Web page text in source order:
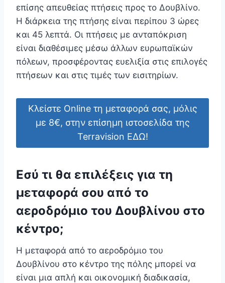
επίσης απευθείας πτήσεις προς το Δουβλίνο.
Η διάρκεια της πτήσης είναι περίπου 3 ώρες
και 45 λεπτά. Οι πτήσεις με ανταπόκριση
είναι διαθέσιμες μέσω άλλων ευρωπαϊκών
πόλεων, προσφέροντας ευελιξία στις επιλογές
πτήσεων και στις τιμές των εισιτηρίων.
Κλείστε Online τη μεταφορά σας, μόλις
με 8€, στην επίσημη ιστοσελίδα της
Terravision ΕΔΩ!
Εσύ τι θα επιλέξεις για τη
μεταφορά σου από το
αεροδρόμιο του Δουβλίνου στο
κέντρο;
Η μεταφορά από το αεροδρόμιο του
Δουβλίνου στο κέντρο της πόλης μπορεί να
είναι μια απλή και οικονομική διαδικασία,